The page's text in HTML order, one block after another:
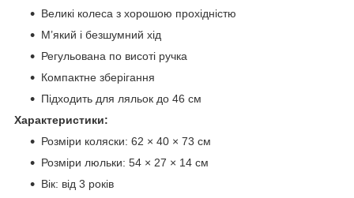
Великі колеса з хорошою прохідністю
М’який і безшумний хід
Регульована по висоті ручка
Компактне зберігання
Підходить для ляльок до 46 см
Характеристики:
Розміри коляски: 62 × 40 × 73 см
Розміри люльки: 54 × 27 × 14 см
Вік: від 3 років